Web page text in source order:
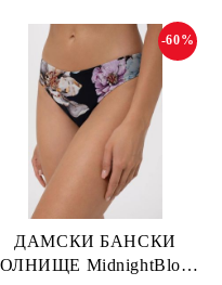
ДАМСКИ БАНСКИ
MidnightBloom
-60%